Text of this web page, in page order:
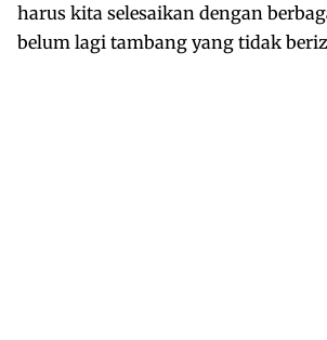
harus kita selesaikan dengan
belum lagi tambang yang tidak